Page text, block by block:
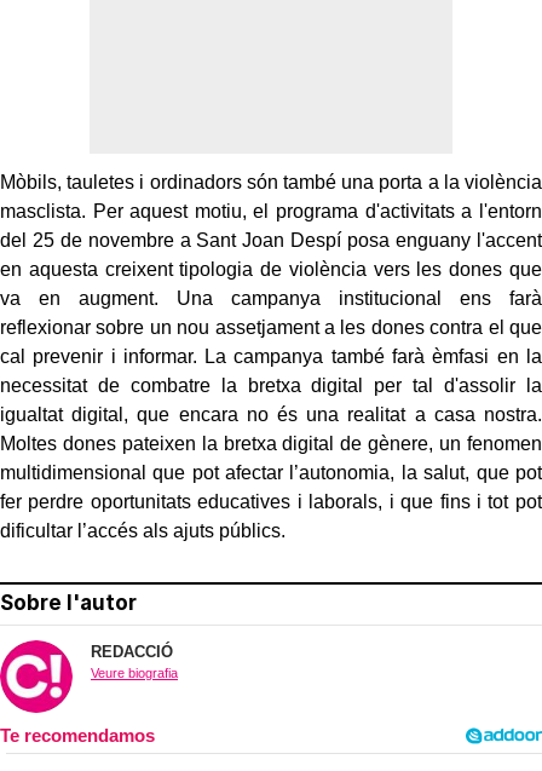
Mòbils, tauletes i ordinadors són també una porta a la violència
masclista. Per aquest motiu, el programa d'activitats a l'entorn
del 25 de novembre a Sant Joan Despí posa enguany l'accent
en aquesta creixent tipologia de violència vers les dones que
va en augment. Una campanya institucional ens farà
reflexionar sobre un nou assetjament a les dones contra el que
cal prevenir i informar. La campanya també farà èmfasi en la
necessitat de combatre la bretxa digital per tal d'assolir la
igualtat digital, que encara no és una realitat a casa nostra.
Moltes dones pateixen la bretxa digital de gènere, un fenomen
multidimensional que pot afectar l’autonomia, la salut, que pot
fer perdre oportunitats educatives i laborals, i que fins i tot pot
dificultar l’accés als ajuts públics.
Sobre l'autor
REDACCIÓ
Veure biografia